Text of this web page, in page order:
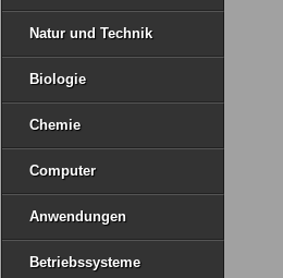
Natur und Technik
Biologie
Chemie
Computer
Anwendungen
Betriebssysteme